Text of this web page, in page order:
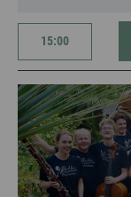
15:00